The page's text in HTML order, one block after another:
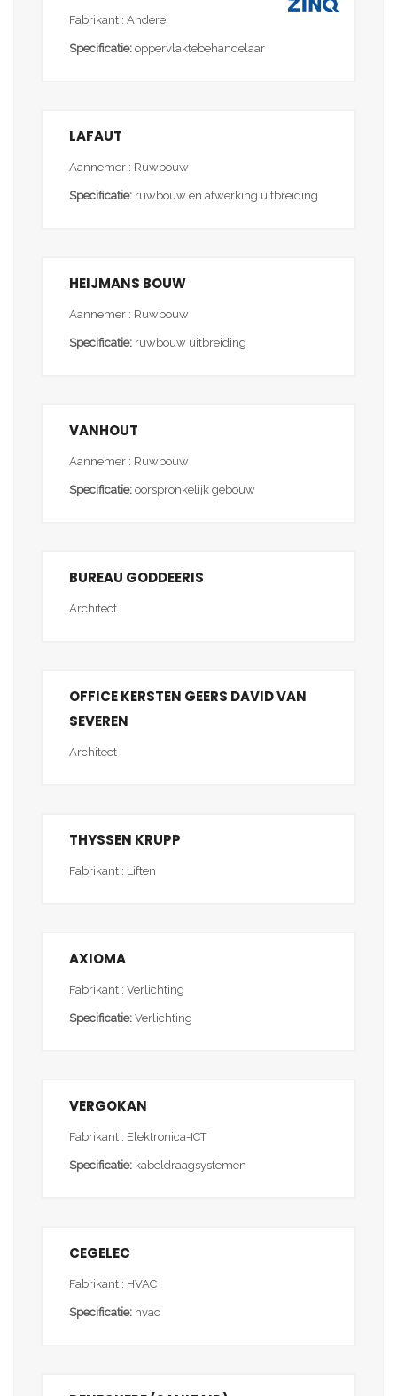
Fabrikant : Andere
Specificatie: oppervlaktebehandelaar
LAFAUT
Aannemer : Ruwbouw
Specificatie: ruwbouw en afwerking uitbreiding
HEIJMANS BOUW
Aannemer : Ruwbouw
Specificatie: ruwbouw uitbreiding
VANHOUT
Aannemer : Ruwbouw
Specificatie: oorspronkelijk gebouw
BUREAU GODDEERIS
Architect
OFFICE KERSTEN GEERS DAVID VAN
SEVEREN
Architect
THYSSEN KRUPP
Fabrikant : Liften
AXIOMA
Fabrikant : Verlichting
Specificatie: Verlichting
VERGOKAN
Fabrikant : Elektronica-ICT
Specificatie: kabeldraagsystemen
CEGELEC
Fabrikant : HVAC
Specificatie: hvac